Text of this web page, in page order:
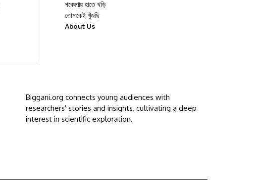
গবেষণায় হাতে খড়ি
তোমাকেই খুঁজছি
About Us
Biggani.org connects young audiences with
researchers' stories and insights, cultivating a deep
interest in scientific exploration.